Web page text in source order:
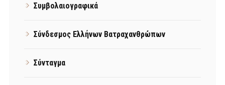
Συμβολαιογραφικά
Σύνδεσμος Ελλήνων Βατραχανθρώπων
Σύνταγμα